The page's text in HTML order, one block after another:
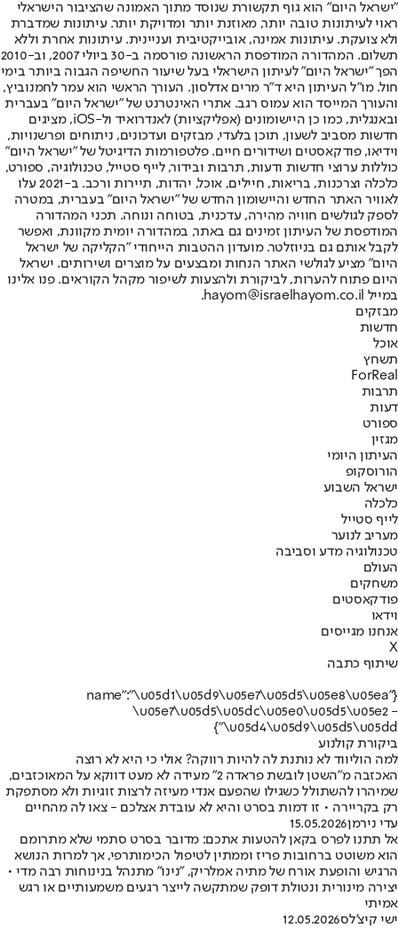
"ישראל היום" הוא גוף תקשורת שנוסד מתוך האמונה שהציבור הישראלי
ראוי לעיתונות טובה יותר, מאוזנת יותר ומדויקת יותר. עיתונות שמדברת
ולא צועקת. עיתונות אמינה, אובייקטיבית ועניינית. עיתונות אחרת וללא
תשלום. המהדורה המודפסת הראשונה פורסמה ב-30 ביולי 2007, וב-2010
הפך "ישראל היום" לעיתון הישראלי בעל שיעור החשיפה הגבוה ביותר בימי
חול. מו"ל העיתון היא ד"ר מרים אדלסון. העורך הראשי הוא עמר לחמנוביץ,
והעורך המייסד הוא עמוס רגב. אתרי האינטרנט של "ישראל היום" בעברית
ובאנגלית, כמו כן היישומונים (אפליקציות) לאנדרואיד ול-iOS, מציגים
חדשות מסביב לשעון, תוכן בלעדי, מבזקים ועדכונים, ניתוחים ופרשנויות,
וידיאו, פודקאסטים ושידורים חיים. פלטפורמות הדיגיטל של "ישראל היום"
כוללות ערוצי חדשות ודעות, תרבות ובידור, לייף סטייל, טכנולוגיה, ספורט,
כלכלה וצרכנות, בריאות, חיילים, אוכל, יהדות, תיירות ורכב. ב-2021 עלו
לאוויר האתר החדש והיישומון החדש של "ישראל היום" בעברית, במטרה
לספק לגולשים חוויה מהירה, עדכנית, בטוחה ונוחה. תכני המהדורה
המודפסת של העיתון זמינים גם באתר, במהדורה יומית מקוונת, ואפשר
לקבל אותם גם בניוזלטר. מועדון ההטבות הייחודי "הקליקה של ישראל
היום" מציע לגולשי האתר הנחות ומבצעים על מוצרים ושירותים. ישראל
היום פתוח להערות, לביקורת ולהצעות לשיפור מקהל הקוראים. פנו אלינו
במייל hayom@israelhayom.co.il.
מבזקים
חדשות
אוכל
תשחץ
ForReal
תרבות
דעות
ספורט
מגזין
העיתון היומי
הורוסקופ
ישראל השבוע
כלכלה
לייף סטייל
מעריב לנוער
טכנולוגיה מדע וסביבה
העולם
משחקים
פודקאסטים
וידאו
אנחנו מגייסים
X
שיתוף כתבה
{"name":"\u05d1\u05d9\u05e7\u05d5\u05e8\u05ea
\u05e7\u05d5\u05dc\u05e0\u05d5\u05e2 -
\u05d4\u05d9\u05d5\u05dd"}
ביקורת קולנוע
למה הוליווד לא נותנת לה להיות רווקה? אולי כי היא לא רוצה
האכזבה מ"השטן לובשת פראדה 2" מעידה לא מעט דווקא על המאוכזבים,
שמיהרו להשתולל כשגילו שהפעם אנדי מעיזה לרצות זוגיות ולא מסתפקת
רק בקריירה • זו דמות בסרט והיא לא עובדת אצלכם - צאו לה מהחיים
עדי נירמן15.05.2026
אל תתנו לפרס בקאן להטעות אתכם: מדובר בסרט סתמי שלא מתרומם
הוא משוטט ברחובות פריז וממתין לטיפול הכימותרפי, אך למרות הנושא
הרגיש והופעת אורח של מתיה אמלריק, "נינו" מתנהל בנינוחות רבה מדי •
יצירה מינורית ונטולת דופק שמתקשה לייצר רגעים משמעותיים או רגש
אמיתי
ישי קיצ'לס12.05.2026